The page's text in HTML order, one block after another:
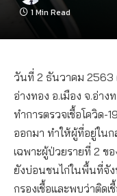
1 Min Read
วันที่ 2 ธันวาคม 2563
อ่างทอง อ.เมือง จ.อ่า
ทำการตรวจเชื้อโควิด-
ออกมา ทำให้ผู้ที่อยู่ใน
เฉพาะผู้ป่วยรายที่ 2 ข
ยังบ่อนชนไก่ในพื้นที่จัง
กรองเชื้อและพบว่าติดเ